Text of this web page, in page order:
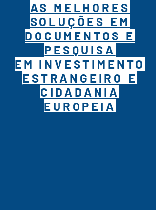
AS MELHORES
SOLUÇÕES EM
DOCUMENTOS E
PESQUISA
EM INVESTIMENTO
ESTRANGEIRO E
CIDADANIA
EUROPEIA